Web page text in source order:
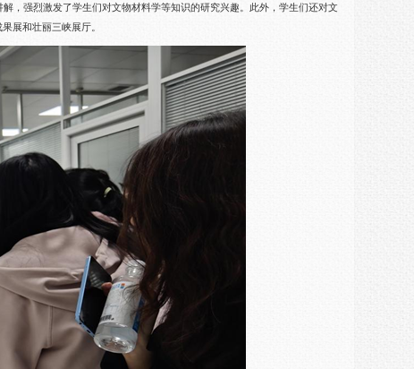
，强烈激发了学生们对文物材料学等知识的研究兴趣。此外，学生们还对文
展和壮丽三峡展厅。